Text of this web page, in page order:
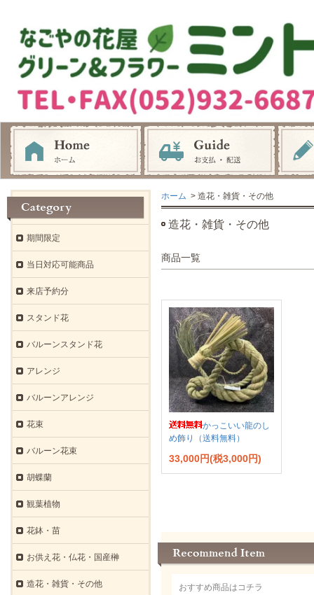
ホーム > 造花・雑貨・その他
造花・雑貨・その他
商品一覧
かっこいい龍のし
め飾り（送料無料）
33,000円(税3,000円)
おすすめ商品はコチラ
期間限定
当日対応可能商品
来店予約分
スタンド花
バルーンスタンド花
アレンジ
バルーンアレンジ
花束
バルーン花束
胡蝶蘭
観葉植物
花鉢・苗
お供え花・仏花・国産榊
造花・雑貨・その他